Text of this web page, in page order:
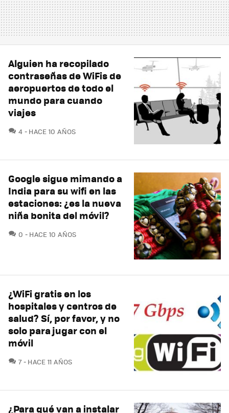
Alguien ha recopilado
contraseñas de WiFis de
aeropuertos de todo el
mundo para cuando
viajes
4 COMENTARIOS
HACE 10 AÑOS
Google sigue mimando a
India para su wifi en las
estaciones: ¿es la nueva
niña bonita del móvil?
0 COMENTARIOS
HACE 10 AÑOS
¿WiFi gratis en los
hospitales y centros de
salud? Sí, por favor, y no
solo para jugar con el
móvil
7COMENTARIOS
HACE 11 AÑOS
¿Para qué van a instalar